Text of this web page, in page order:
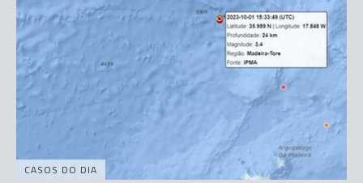
CASOS DO DIA